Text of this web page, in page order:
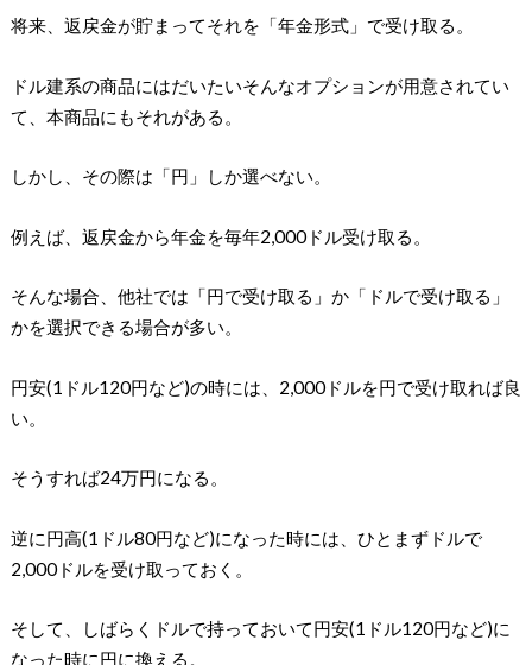
将来、返戻金が貯まってそれを「年金形式」で受け取る。
ドル建系の商品にはだいたいそんなオプションが用意されてい
て、本商品にもそれがある。
しかし、その際は「円」しか選べない。
例えば、返戻金から年金を毎年2,000ドル受け取る。
そんな場合、他社では「円で受け取る」か「ドルで受け取る」
かを選択できる場合が多い。
円安(1ドル120円など)の時には、2,000ドルを円で受け取れば良
い。
そうすれば24万円になる。
逆に円高(1ドル80円など)になった時には、ひとまずドルで
2,000ドルを受け取っておく。
そして、しばらくドルで持っておいて円安(1ドル120円など)に
なった時に円に換える。